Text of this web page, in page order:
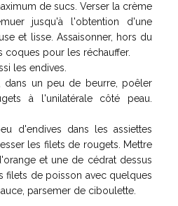
de sucs. Verser la crème
jusqu'à l'obtention d'une
et lisse. Assaisonner, hors du
coques pour les réchauffer.
les endives.
dans un peu de beurre, poêler
à l'unilatérale côté peau.
d'endives dans les assiettes
les filets de rougets. Mettre
et une de cédrat dessus
filets de poisson avec quelques
parsemer de ciboulette.